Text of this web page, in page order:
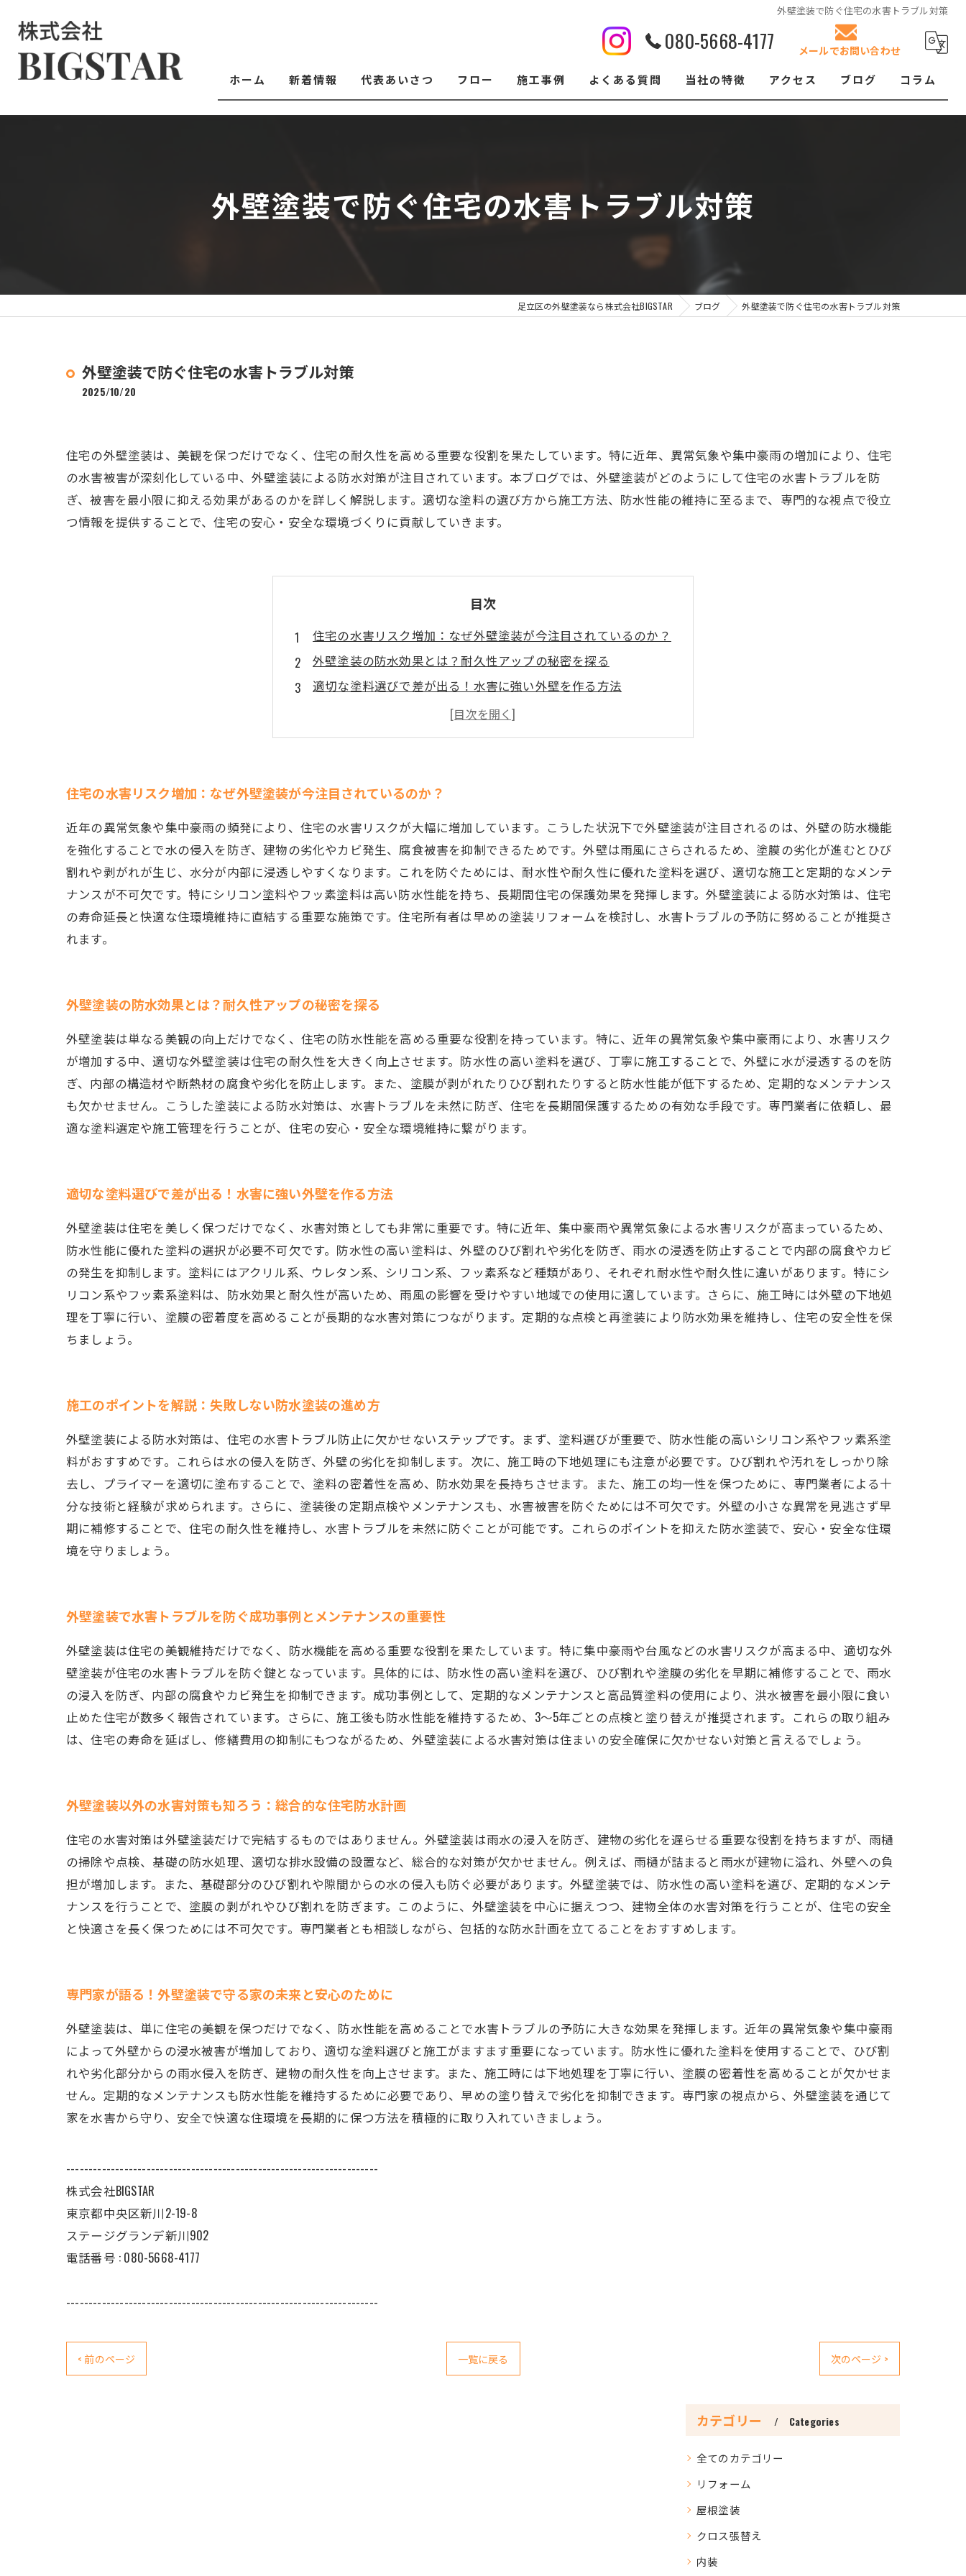
外壁塗装で防ぐ住宅の水害トラブル対策
080-5668-4177 メールでお問い合わせ
ホーム 新着情報 代表あいさつ フロー 施工事例 よくある質問 当社の特徴
クロス張替え
アクセス ブログ コラム
外壁塗装で防ぐ住宅の水害トラブル対策
足立区の外壁塗装なら株式会社BIGSTAR ブログ 外壁塗装で防ぐ住宅の水害トラブル対策
外壁塗装で防ぐ住宅の水害トラブル対策
2025/10/20
住宅の外壁塗装は、美観を保つだけでなく、住宅の耐久性を高める重要な役割を果たしています。特に近年、異常気象や集中豪雨の増加により、住宅
の水害被害が深刻化している中、外壁塗装による防水対策が注目されています。本ブログでは、外壁塗装がどのようにして住宅の水害トラブルを防
ぎ、被害を最小限に抑える効果があるのかを詳しく解説します。適切な塗料の選び方から施工方法、防水性能の維持に至るまで、専門的な視点で役立
つ情報を提供することで、住宅の安心・安全な環境づくりに貢献していきます。
目次
住宅の水害リスク増加：なぜ外壁塗装が今注目されているのか？
外壁塗装の防水効果とは？耐久性アップの秘密を探る
適切な塗料選びで差が出る！水害に強い外壁を作る方法
施工のポイントを解説：失敗しない防水塗装の進め方
外壁塗装で水害トラブルを防ぐ成功事例とメンテナンスの重要性
専門家が語る！外壁塗装で守る家の未来と安心のために
住宅の水害リスク増加：なぜ外壁塗装が今注目されているのか？
近年の異常気象や集中豪雨の頻発により、住宅の水害リスクが大幅に増加しています。こうした状況下で外壁塗装が注目されるのは、外壁の防水機能
を強化することで水の侵入を防ぎ、建物の劣化やカビ発生、腐食被害を抑制できるためです。外壁は雨風にさらされるため、塗膜の劣化が進むとひび
割れや剥がれが生じ、水分が内部に浸透しやすくなります。これを防ぐためには、耐水性や耐久性に優れた塗料を選び、適切な施工と定期的なメンテ
ナンスが不可欠です。特にシリコン塗料やフッ素塗料は高い防水性能を持ち、長期間住宅の保護効果を発揮します。外壁塗装による防水対策は、住宅
の寿命延長と快適な住環境維持に直結する重要な施策です。住宅所有者は早めの塗装リフォームを検討し、水害トラブルの予防に努めることが推奨さ
れます。
外壁塗装の防水効果とは？耐久性アップの秘密を探る
外壁塗装は単なる美観の向上だけでなく、住宅の防水性能を高める重要な役割を持っています。特に、近年の異常気象や集中豪雨により、水害リスク
が増加する中、適切な外壁塗装は住宅の耐久性を大きく向上させます。防水性の高い塗料を選び、丁寧に施工することで、外壁に水が浸透するのを防
ぎ、内部の構造材や断熱材の腐食や劣化を防止します。また、塗膜が剥がれたりひび割れたりすると防水性能が低下するため、定期的なメンテナンス
も欠かせません。こうした塗装による防水対策は、水害トラブルを未然に防ぎ、住宅を長期間保護するための有効な手段です。専門業者に依頼し、最
適な塗料選定や施工管理を行うことが、住宅の安心・安全な環境維持に繋がります。
適切な塗料選びで差が出る！水害に強い外壁を作る方法
外壁塗装は住宅を美しく保つだけでなく、水害対策としても非常に重要です。特に近年、集中豪雨や異常気象による水害リスクが高まっているため、
防水性能に優れた塗料の選択が必要不可欠です。防水性の高い塗料は、外壁のひび割れや劣化を防ぎ、雨水の浸透を防止することで内部の腐食やカビ
の発生を抑制します。塗料にはアクリル系、ウレタン系、シリコン系、フッ素系など種類があり、それぞれ耐水性や耐久性に違いがあります。特にシ
リコン系やフッ素系塗料は、防水効果と耐久性が高いため、雨風の影響を受けやすい地域での使用に適しています。さらに、施工時には外壁の下地処
理を丁寧に行い、塗膜の密着度を高めることが長期的な水害対策につながります。定期的な点検と再塗装により防水効果を維持し、住宅の安全性を保
ちましょう。
施工のポイントを解説：失敗しない防水塗装の進め方
外壁塗装による防水対策は、住宅の水害トラブル防止に欠かせないステップです。まず、塗料選びが重要で、防水性能の高いシリコン系やフッ素系塗
料がおすすめです。これらは水の侵入を防ぎ、外壁の劣化を抑制します。次に、施工時の下地処理にも注意が必要です。ひび割れや汚れをしっかり除
去し、プライマーを適切に塗布することで、塗料の密着性を高め、防水効果を長持ちさせます。また、施工の均一性を保つために、専門業者による十
分な技術と経験が求められます。さらに、塗装後の定期点検やメンテナンスも、水害被害を防ぐためには不可欠です。外壁の小さな異常を見逃さず早
期に補修することで、住宅の耐久性を維持し、水害トラブルを未然に防ぐことが可能です。これらのポイントを抑えた防水塗装で、安心・安全な住環
境を守りましょう。
外壁塗装で水害トラブルを防ぐ成功事例とメンテナンスの重要性
外壁塗装は住宅の美観維持だけでなく、防水機能を高める重要な役割を果たしています。特に集中豪雨や台風などの水害リスクが高まる中、適切な外
壁塗装が住宅の水害トラブルを防ぐ鍵となっています。具体的には、防水性の高い塗料を選び、ひび割れや塗膜の劣化を早期に補修することで、雨水
の浸入を防ぎ、内部の腐食やカビ発生を抑制できます。成功事例として、定期的なメンテナンスと高品質塗料の使用により、洪水被害を最小限に食い
止めた住宅が数多く報告されています。さらに、施工後も防水性能を維持するため、3～5年ごとの点検と塗り替えが推奨されます。これらの取り組み
は、住宅の寿命を延ばし、修繕費用の抑制にもつながるため、外壁塗装による水害対策は住まいの安全確保に欠かせない対策と言えるでしょう。
外壁塗装以外の水害対策も知ろう：総合的な住宅防水計画
住宅の水害対策は外壁塗装だけで完結するものではありません。外壁塗装は雨水の浸入を防ぎ、建物の劣化を遅らせる重要な役割を持ちますが、雨樋
の掃除や点検、基礎の防水処理、適切な排水設備の設置など、総合的な対策が欠かせません。例えば、雨樋が詰まると雨水が建物に溢れ、外壁への負
担が増加します。また、基礎部分のひび割れや隙間からの水の侵入も防ぐ必要があります。外壁塗装では、防水性の高い塗料を選び、定期的なメンテ
ナンスを行うことで、塗膜の剥がれやひび割れを防ぎます。このように、外壁塗装を中心に据えつつ、建物全体の水害対策を行うことが、住宅の安全
と快適さを長く保つためには不可欠です。専門業者とも相談しながら、包括的な防水計画を立てることをおすすめします。
専門家が語る！外壁塗装で守る家の未来と安心のために
外壁塗装は、単に住宅の美観を保つだけでなく、防水性能を高めることで水害トラブルの予防に大きな効果を発揮します。近年の異常気象や集中豪雨
によって外壁からの浸水被害が増加しており、適切な塗料選びと施工がますます重要になっています。防水性に優れた塗料を使用することで、ひび割
れや劣化部分からの雨水侵入を防ぎ、建物の耐久性を向上させます。また、施工時には下地処理を丁寧に行い、塗膜の密着性を高めることが欠かせま
せん。定期的なメンテナンスも防水性能を維持するために必要であり、早めの塗り替えで劣化を抑制できます。専門家の視点から、外壁塗装を通じて
家を水害から守り、安全で快適な住環境を長期的に保つ方法を積極的に取り入れていきましょう。
----------------------------------------------------------------------
株式会社BIGSTAR
東京都中央区新川2-19-8
ステージグランデ新川902
電話番号 : 080-5668-4177
----------------------------------------------------------------------
< 前のページ 一覧に戻る 次のページ >
カテゴリー Categories
全てのカテゴリー
リフォーム
屋根塗装
クロス張替え
内装